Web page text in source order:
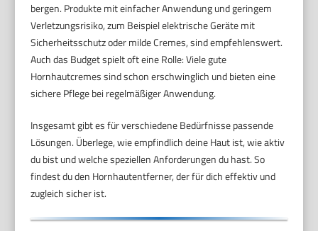
bergen. Produkte mit einfacher Anwendung und geringem
Verletzungsrisiko, zum Beispiel elektrische Geräte mit
Sicherheitsschutz oder milde Cremes, sind empfehlenswert.
Auch das Budget spielt oft eine Rolle: Viele gute
Hornhautcremes sind schon erschwinglich und bieten eine
sichere Pflege bei regel­mäßiger Anwendung.
Insgesamt gibt es für verschiedene Bedürfnisse passende
Lösungen. Überlege, wie empfindlich deine Haut ist, wie aktiv
du bist und welche speziellen Anforderungen du hast. So
findest du den Hornhautentferner, der für dich effektiv und
zugleich sicher ist.